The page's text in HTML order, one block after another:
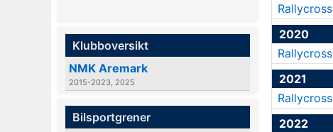
Klubboversikt
NMK Aremark
2015-2023, 2025
Bilsportgrener
Rallycross
2020
Rallycross
2021
Rallycross
2022